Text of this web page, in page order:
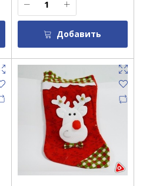
Добавить